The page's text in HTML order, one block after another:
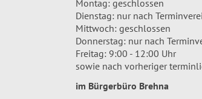
Montag: geschlossen
Dienstag: nur nach
Mittwoch: geschlossen
Donnerstag: nur nach
Freitag: 9:00 - 12:00 Uhr
sowie nach vorheriger
im Bürgerbüro Brehna